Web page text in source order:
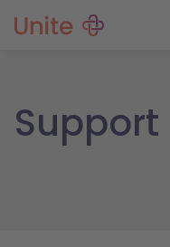
Support